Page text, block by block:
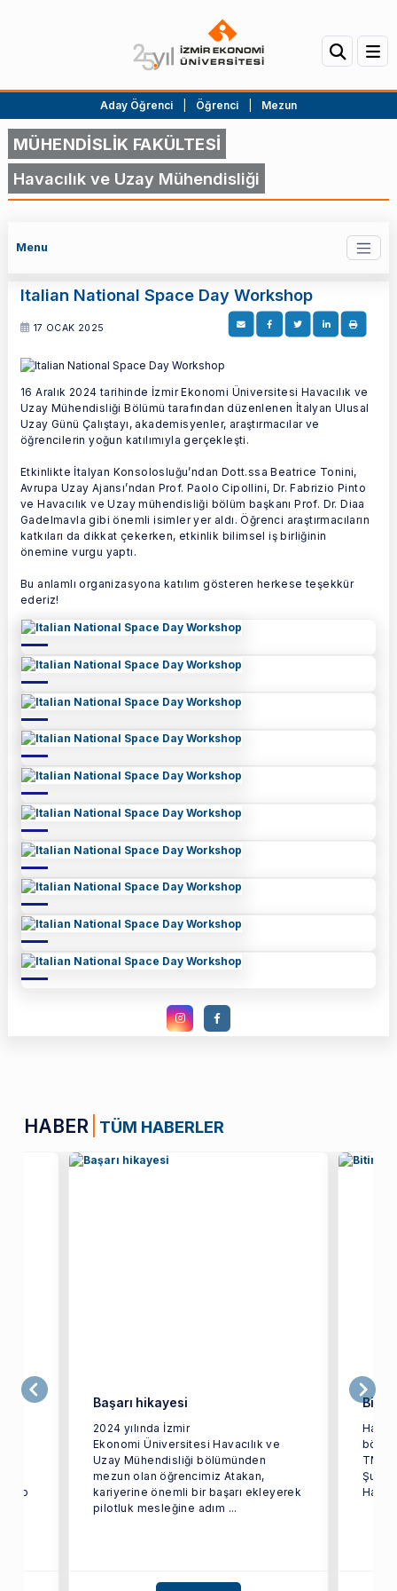
Aday Öğrenci Öğrenci Mezun
MÜHENDİSLİK FAKÜLTESİ
Havacılık ve Uzay Mühendisliği
Menu
Italian National Space Day Workshop
17 OCAK 2025
16 Aralık 2024 tarihinde İzmir Ekonomi Üniversitesi Havacılık ve
Uzay Mühendisliği Bölümü tarafından düzenlenen İtalyan Ulusal
Uzay Günü Çalıştayı, akademisyenler, araştırmacılar ve
öğrencilerin yoğun katılımıyla gerçekleşti.
Etkinlikte İtalyan Konsolosluğu’ndan Dott.ssa Beatrice Tonini,
Avrupa Uzay Ajansı’ndan Prof. Paolo Cipollini, Dr. Fabrizio Pinto
ve Havacılık ve Uzay mühendisliği bölüm başkanı Prof. Dr. Diaa
Gadelmavla gibi önemli isimler yer aldı. Öğrenci araştırmacıların
katkıları da dikkat çekerken, etkinlik bilimsel iş birliğinin
önemine vurgu yaptı.
Bu anlamlı organizasyona katılım gösteren herkese teşekkür
ederiz!
HABER TÜM HABERLER
Başarı hikayesi
2024 yılında İzmir
Ekonomi Üniversitesi Havacılık ve
Uzay Mühendisliği bölümünden
mezun olan öğrencimiz Atakan,
kariyerine önemli bir başarı ekleyerek
pilotluk mesleğine adım ...
Haluk